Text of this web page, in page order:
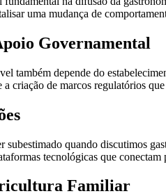
uma mudança de
Governamental
também depende do
a criação de marcos regulatórios
subestimado quando discutimos
tecnológicas que
Familiar